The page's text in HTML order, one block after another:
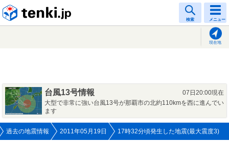
検索 メニュー
現在地
台風13号情報
07日20:00現在
大型で非常に強い台風13号が那覇市の北約110kmを西に進んでい
ます
過去の地震情報 2011年05月19日 17時32分頃発生した地震(最大震度3)